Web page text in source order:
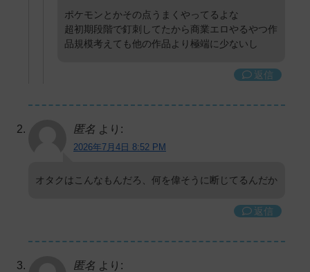
ポケモンとかその点うまくやってるよな
超初期段階で釘刺してたから商業エロやるやつ作
品規模考えても他の作品より極端に少ないし
返信
匿名 より:
2026年7月4日 8:52 PM
オタクはこんなもんだろ、何を偉そうに断じてるんだか
返信
匿名 より: